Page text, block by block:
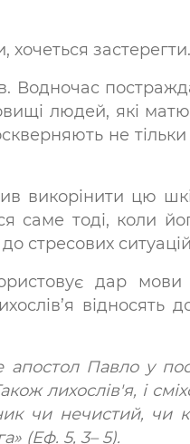
хочеться
Водночас
людей, які
не
викорінити цю
саме тоді, коли
стресових
дар мови
апостол Павло у
лихослів'я, і
чи нечистий, чи
(Еф. 5, 3– 5).